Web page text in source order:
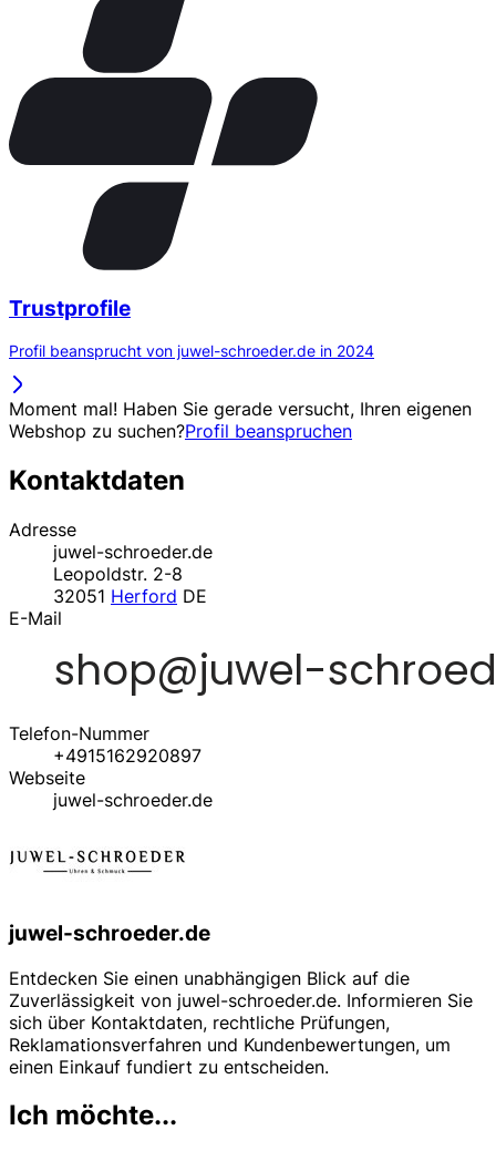
Trustprofile
Profil beansprucht von juwel-schroeder.de in 2024
Moment mal! Haben Sie gerade versucht, Ihren eigenen
Webshop zu suchen?Profil beanspruchen
Kontaktdaten
Adresse
juwel-schroeder.de
Leopoldstr. 2-8
32051 Herford DE
E-Mail
Telefon-Nummer
+4915162920897
Webseite
juwel-schroeder.de
juwel-schroeder.de
Entdecken Sie einen unabhängigen Blick auf die
Zuverlässigkeit von juwel-schroeder.de. Informieren Sie
sich über Kontaktdaten, rechtliche Prüfungen,
Reklamationsverfahren und Kundenbewertungen, um
einen Einkauf fundiert zu entscheiden.
Ich möchte...